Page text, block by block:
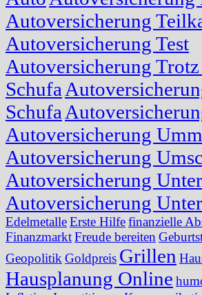
Autoversicherung
Autoversicherung Test
Autoversicherung
Schufa
Schufa
Autoversicherung
Autoversicherung
Autoversicherung
Autoversicherung
EdelmetalleErste Hilfefinanzielle
FinanzmarktFreude bereiten
Geopolitik Goldpreis Grillen
Hausplanung Online